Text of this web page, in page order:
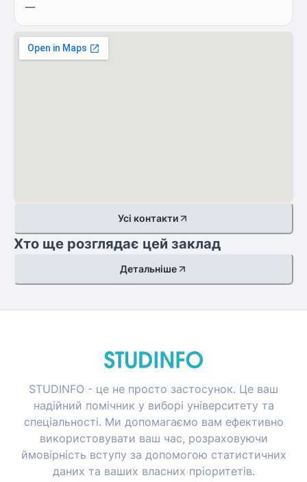
—
Усі контакти
Хто ще розглядає цей заклад
Детальніше
STUDINFO - це не просто застосунок. Це ваш
надійний помічник у виборі університету та
спеціальності. Ми допомагаємо вам ефективно
використовувати ваш час, розраховуючи
ймовірність вступу за допомогою статистичних
даних та ваших власних пріоритетів.